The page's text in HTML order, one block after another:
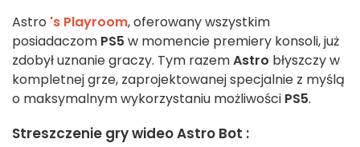
Astro 's Playroom, oferowany wszystkim
posiadaczom PS5 w momencie premiery konsoli, już
zdobył uznanie graczy. Tym razemAstro błyszczy w
kompletnej grze, zaprojektowanej specjalnie z myślą
o maksymalnym wykorzystaniu możliwości PS5.
Streszczenie gry wideo Astro Bot :